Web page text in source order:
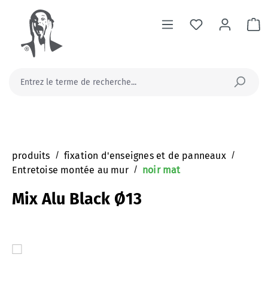
principal
produits / fixation d'enseignes et de panneaux /
Entretoise montée au mur / noir mat
Mix Alu Black Ø13